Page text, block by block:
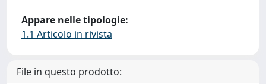
Appare nelle tipologie:
1.1 Articolo in rivista
File in questo prodotto: